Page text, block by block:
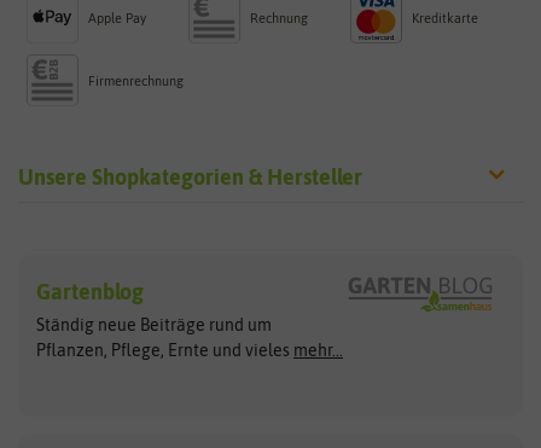
Apple Pay Rechnung Kreditkarte
Firmenrechnung
Unsere Shopkategorien & Hersteller
Exotische Samen
Gemüsesamen
Gründünger
Arche Noah
ASB Greenworld
Clever Pots
COMPO
Gartenblog
Ständig neue Beiträge rund um
Pflanzen, Pflege, Ernte und vieles mehr...